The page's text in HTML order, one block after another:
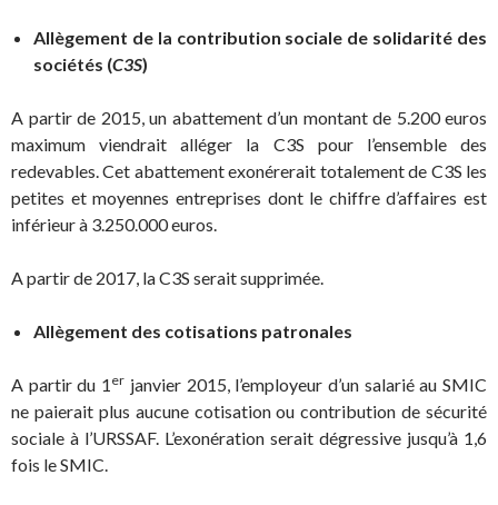
Allègement de la contribution sociale de solidarité des
sociétés (C3S)
A partir de 2015, un abattement d’un montant de 5.200 euros
maximum viendrait alléger la C3S pour l’ensemble des
redevables. Cet abattement exonérerait totalement de C3S les
petites et moyennes entreprises dont le chiffre d’affaires est
inférieur à 3.250.000 euros.
A partir de 2017, la C3S serait supprimée.
Allègement des cotisations patronales
A partir du 1 er janvier 2015, l’employeur d’un salarié au SMIC
ne paierait plus aucune cotisation ou contribution de sécurité
sociale à l’URSSAF. L’exonération serait dégressive jusqu’à 1,6
fois le SMIC.